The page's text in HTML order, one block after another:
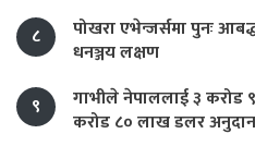
८
पोखरा एभेन्जर्समा पुनः
धनञ्जय लक्षण
९
गाभीले नेपाललाई ३ करोड
करोड ८० लाख डलर